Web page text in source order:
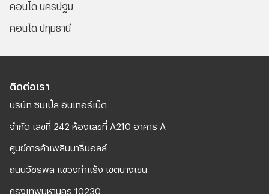
คอนโด นครปฐม
คอนโด ปทุมธานี
ติดต่อเรา
บริษัท ซิมเปิ้ล อินเทอร์เน็ต
จํากัด เลขที่ 242 ห้องเลขที่ A210 อาคาร A
ศูนย์การค้าเพลินนารี่มอลล์
ถนนวัชรพล แขวงท่าแร้ง เขตบางเขน
กรุงเทพมหานคร 10230